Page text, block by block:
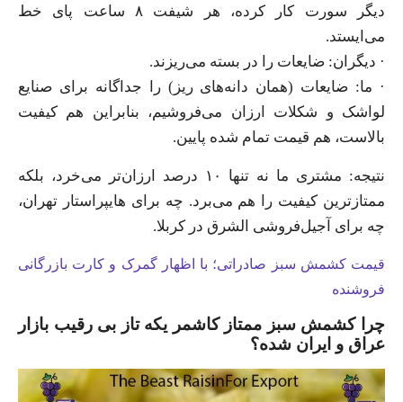
دیگر سورت کار کرده، هر شیفت ۸ ساعت پای خط
می‌ایستد.
· دیگران: ضایعات را در بسته می‌ریزند.
· ما: ضایعات (همان دانه‌های ریز) را جداگانه برای صنایع
لواشک و شکلات ارزان می‌فروشیم، بنابراین هم کیفیت
بالاست، هم قیمت تمام شده پایین.
نتیجه: مشتری ما نه تنها ۱۰ درصد ارزان‌تر می‌خرد، بلکه
ممتازترین کیفیت را هم می‌برد. چه برای هایپراستار تهران،
چه برای آجیل‌فروشی الشرق در کربلا.
قیمت کشمش سبز صادراتی؛ با اظهار گمرک و کارت بازرگانی
فروشنده
چرا کشمش سبز ممتاز کاشمر یکه تاز بی رقیب بازار
عراق و ایران شده؟